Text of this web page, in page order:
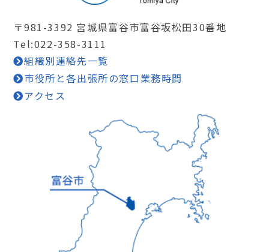
〒981-3392 宮城県富谷市富谷坂松田30番地
Tel:022-358-3111
組織別連絡先一覧
市役所と各出張所の窓口業務時間
アクセス